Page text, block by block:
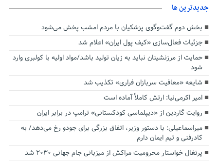
جديدترين ها
بخش دوم گفت‌وگوی پزشکیان با مردم امشب پخش می‌شود
جزئیات فعال‌سازی «کیف پول ایران» اعلام شد
حمایت از مرزنشینان نباید به زیان تولید باشد/مواد اولیه با کولبری وارد
شود
شایعه «معافیت سربازان فراری» تکذیب شد
امیر اکرمی‌نیا: ارتش کاملاً آماده است
روایت گاردین از «دیپلماسی کودکستانی» ترامپ در برابر ایران
میراسماعیلی: با دستور وزیر، اتفاق بزرگی برای جودو رخ می‌دهد/ به
کادرفنی و تیم ایمان دارم
پرتغال خواستار محرومیت مراکش از میزبانی جام جهانی ۲۰۳۰ شد